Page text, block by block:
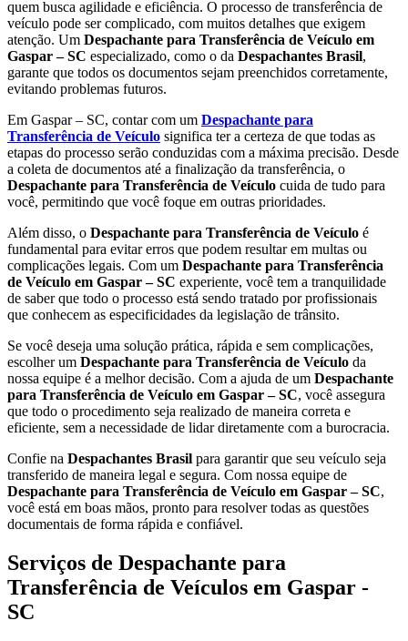
quem busca agilidade e eficiência. O processo de transferência de
veículo pode ser complicado, com muitos detalhes que exigem
atenção. Um Despachante para Transferência de Veículo em
Gaspar – SC especializado, como o da Despachantes Brasil,
garante que todos os documentos sejam preenchidos corretamente,
evitando problemas futuros.
Em Gaspar – SC, contar com um Despachante para
Transferência de Veículo significa ter a certeza de que todas as
etapas do processo serão conduzidas com a máxima precisão. Desde
a coleta de documentos até a finalização da transferência, o
Despachante para Transferência de Veículo cuida de tudo para
você, permitindo que você foque em outras prioridades.
Além disso, o Despachante para Transferência de Veículo é
fundamental para evitar erros que podem resultar em multas ou
complicações legais. Com um Despachante para Transferência
de Veículo em Gaspar – SC experiente, você tem a tranquilidade
de saber que todo o processo está sendo tratado por profissionais
que conhecem as especificidades da legislação de trânsito.
Se você deseja uma solução prática, rápida e sem complicações,
escolher um Despachante para Transferência de Veículo da
nossa equipe é a melhor decisão. Com a ajuda de um Despachante
para Transferência de Veículo em Gaspar – SC, você assegura
que todo o procedimento seja realizado de maneira correta e
eficiente, sem a necessidade de lidar diretamente com a burocracia.
Confie na Despachantes Brasil para garantir que seu veículo seja
transferido de maneira legal e segura. Com nossa equipe de
Despachante para Transferência de Veículo em Gaspar – SC,
você está em boas mãos, pronto para resolver todas as questões
documentais de forma rápida e confiável.
Serviços de Despachante para
Transferência de Veículos em Gaspar -
SC